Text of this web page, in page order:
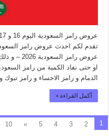
تقدم لكم احدث عروض رامز
او حتى نفاذ الكمية من رامز
الدمام و رامز الاحساء و رامز تبوك
أكمل القراءة »
1
2
3
4
5
»
10